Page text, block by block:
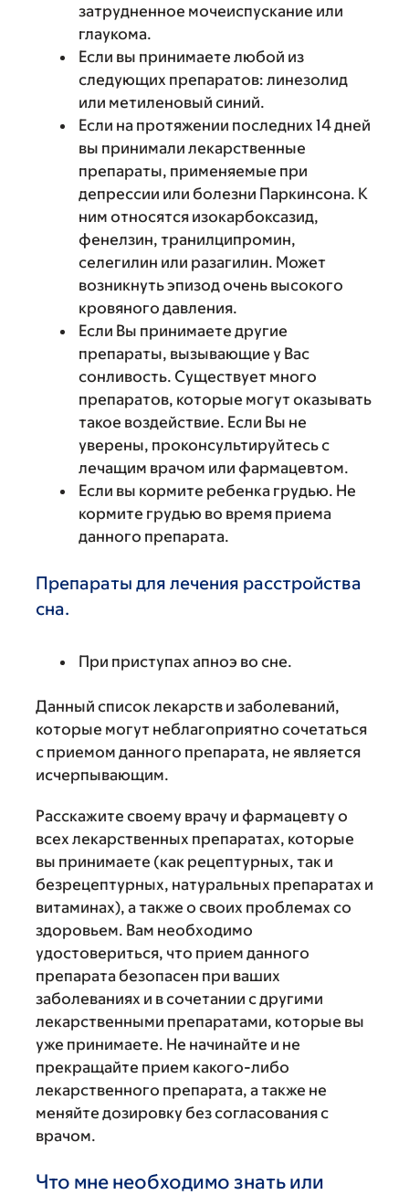
затрудненное мочеиспускание или
глаукома.
Если вы принимаете любой из
следующих препаратов: линезолид
или метиленовый синий.
Если на протяжении последних 14 дней
вы принимали лекарственные
препараты, применяемые при
депрессии или болезни Паркинсона. К
ним относятся изокарбоксазид,
фенелзин, транилципромин,
селегилин или разагилин. Может
возникнуть эпизод очень высокого
кровяного давления.
Если Вы принимаете другие
препараты, вызывающие у Вас
сонливость. Существует много
препаратов, которые могут оказывать
такое воздействие. Если Вы не
уверены, проконсультируйтесь с
лечащим врачом или фармацевтом.
Если вы кормите ребенка грудью. Не
кормите грудью во время приема
данного препарата.
Препараты для лечения расстройства
сна.
При приступах апноэ во сне.
Данный список лекарств и заболеваний,
которые могут неблагоприятно сочетаться
с приемом данного препарата, не является
исчерпывающим.
Расскажите своему врачу и фармацевту о
всех лекарственных препаратах, которые
вы принимаете (как рецептурных, так и
безрецептурных, натуральных препаратах и
витаминах), а также о своих проблемах со
здоровьем. Вам необходимо
удостовериться, что прием данного
препарата безопасен при ваших
заболеваниях и в сочетании с другими
лекарственными препаратами, которые вы
уже принимаете. Не начинайте и не
прекращайте прием какого-либо
лекарственного препарата, а также не
меняйте дозировку без согласования с
врачом.
Что мне необходимо знать или